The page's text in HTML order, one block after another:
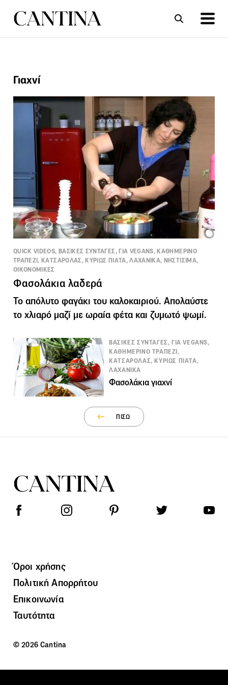
Γιαχνί
QUICK VIDEOS, ΒΑΣΙΚΕΣ ΣΥΝΤΑΓΕΣ, ΓΙΑ VEGANS, ΚΑΘΗΜΕΡΙΝΟ
ΤΡΑΠΕΖΙ, ΚΑΤΣΑΡΟΛΑΣ, ΚΥΡΙΩΣ ΠΙΑΤΑ, ΛΑΧΑΝΙΚΑ, ΝΗΣΤΙΣΙΜΑ,
ΟΙΚΟΝΟΜΙΚΕΣ
Φασολάκια λαδερά
Το απόλυτο φαγάκι του καλοκαιριού. Απολαύστε
το χλιαρό μαζί με ωραία φέτα και ζυμωτό ψωμί.
ΒΑΣΙΚΕΣ ΣΥΝΤΑΓΕΣ, ΓΙΑ VEGANS,
ΚΑΘΗΜΕΡΙΝΟ ΤΡΑΠΕΖΙ,
ΚΑΤΣΑΡΟΛΑΣ, ΚΥΡΙΩΣ ΠΙΑΤΑ,
ΛΑΧΑΝΙΚΑ
Φασολάκια γιαχνί
ΠΙΣΩ
Όροι χρήσης
Πολιτική Απορρήτου
Επικοινωνία
Ταυτότητα
© 2026 Cantina